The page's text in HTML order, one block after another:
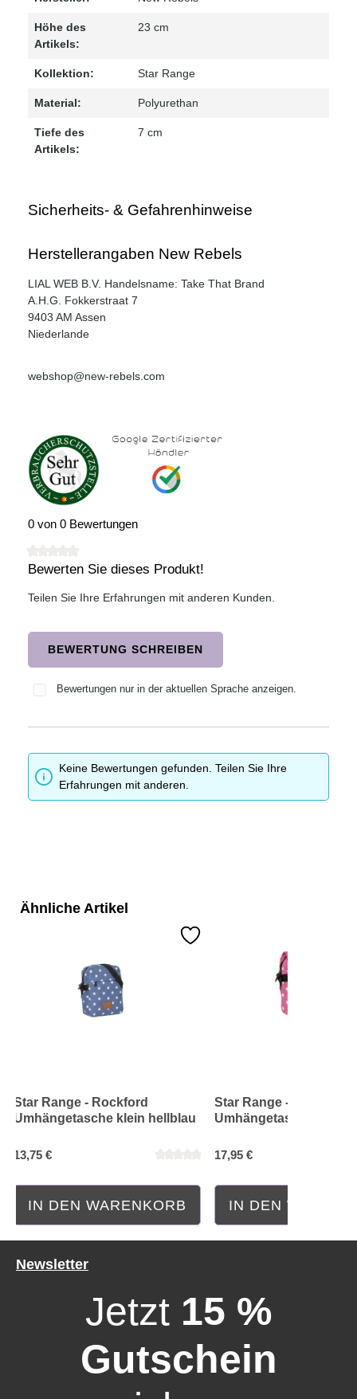
Höhe des
Artikels:
23 cm
Kollektion: Star Range
Material: Polyurethan
Tiefe des
Artikels:
7 cm
Sicherheits- & Gefahrenhinweise
Herstellerangaben New Rebels
LIAL WEB B.V. Handelsname: Take That Brand
A.H.G. Fokkerstraat 7
9403 AM Assen
Niederlande
webshop@new-rebels.com
0 von 0 Bewertungen
Durchschnittliche Bewertung von 0 von 5 Sternen
Bewerten Sie dieses Produkt!
Teilen Sie Ihre Erfahrungen mit anderen Kunden.
BEWERTUNG SCHREIBEN
Bewertungen nur in der aktuellen Sprache anzeigen.
Keine Bewertungen gefunden. Teilen Sie Ihre
Erfahrungen mit anderen.
Ähnliche Artikel
Star Range - Rockford
Umhängetasche klein hellblau
13,75 €
IN DEN WARENKORB
Star Range - Columbia
Umhängetasche klein
17,95 €
IN DEN
Newsletter
Jetzt 15 %
Gutschein